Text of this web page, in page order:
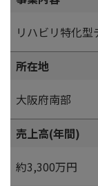
リハビリ特化型
所在地
大阪府南部
売上高(年間)
約3,300万円